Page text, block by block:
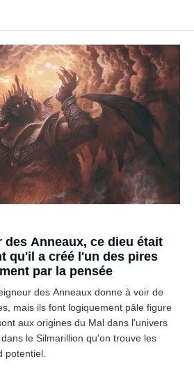
des Anneaux, ce dieu était
qu'il a créé l'un des pires
par la pensée
des Anneaux donne à voir de
mais ils font logiquement pâle figure
aux origines du Mal dans l'univers
le Silmarillion qu'on trouve les
potentiel.